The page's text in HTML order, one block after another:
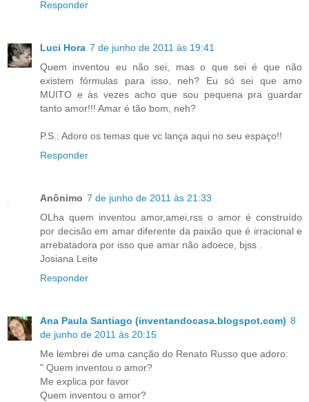
Responder
Luci Hora 7 de junho de 2011 às 19:41
Quem inventou eu não sei, mas o que sei é que não
existem fórmulas para isso, neh? Eu só sei que amo
MUITO e às vezes acho que sou pequena pra guardar
tanto amor!!! Amar é tão bom, neh?
P.S.: Adoro os temas que vc lança aqui no seu espaço!!
Responder
Anônimo 7 de junho de 2011 às 21:33
OLha quem inventou amor,amei,rss o amor é construído
por decisão em amar diferente da paixão que é irracional e
arrebatadora por isso que amar não adoece, bjss .
Josiana Leite
Responder
Ana Paula Santiago (inventandocasa.blogspot.com) 8
de junho de 2011 às 20:15
Me lembrei de uma canção do Renato Russo que adoro:
" Quem inventou o amor?
Me explica por favor
Quem inventou o amor?